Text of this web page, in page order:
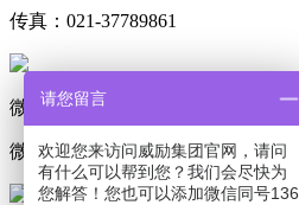
传真：021-37789861
微信二维码
微信客服二维码
请您留言
欢迎您来访问威励集团官网，请问
有什么可以帮到您？我们会尽快为
您解答！您也可以添加微信同号136